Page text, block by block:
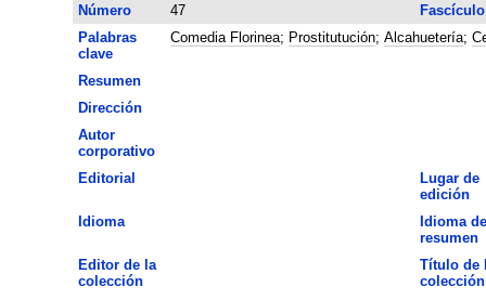
Número
47
Fascículo
Palabras
clave
Comedia Florinea; Prostitutución; Alcahuetería;
Resumen
Dirección
Autor
corporativo
Editorial
Lugar de
edición
Idioma
Idioma
resumen
Editor de la
colección
Título de
colección